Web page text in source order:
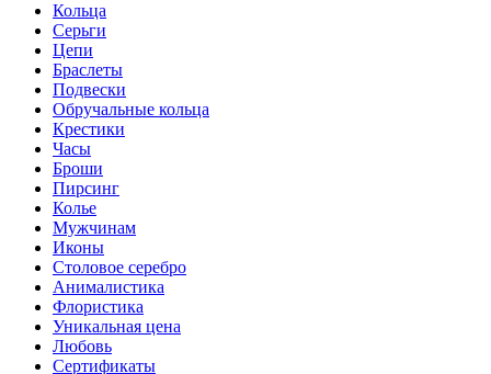
Кольца
Серьги
Цепи
Браслеты
Подвески
Обручальные кольца
Крестики
Часы
Броши
Пирсинг
Колье
Мужчинам
Иконы
Столовое серебро
Анималистика
Флористика
Уникальная цена
Любовь
Сертификаты